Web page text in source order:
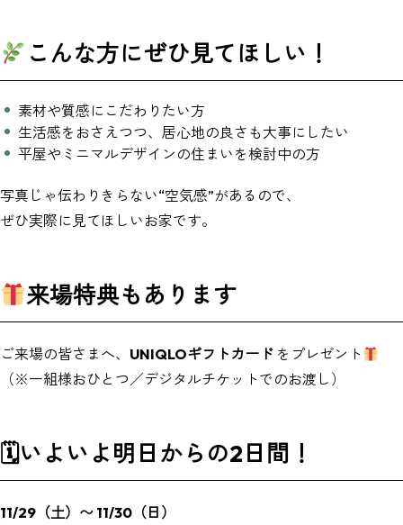
こんな方にぜひ見てほしい！
素材や質感にこだわりたい方
生活感をおさえつつ、居心地の良さも大事にしたい
平屋やミニマルデザインの住まいを検討中の方
写真じゃ伝わりきらない“空気感”があるので、
ぜひ実際に見てほしいお家です。
来場特典もあります
ご来場の皆さまへ、 UNIQLOギフトカード をプレゼント
（※一組様おひとつ／デジタルチケットでのお渡し）
🗓いよいよ明日からの2日間！
11/29（土）〜 11/30（日）